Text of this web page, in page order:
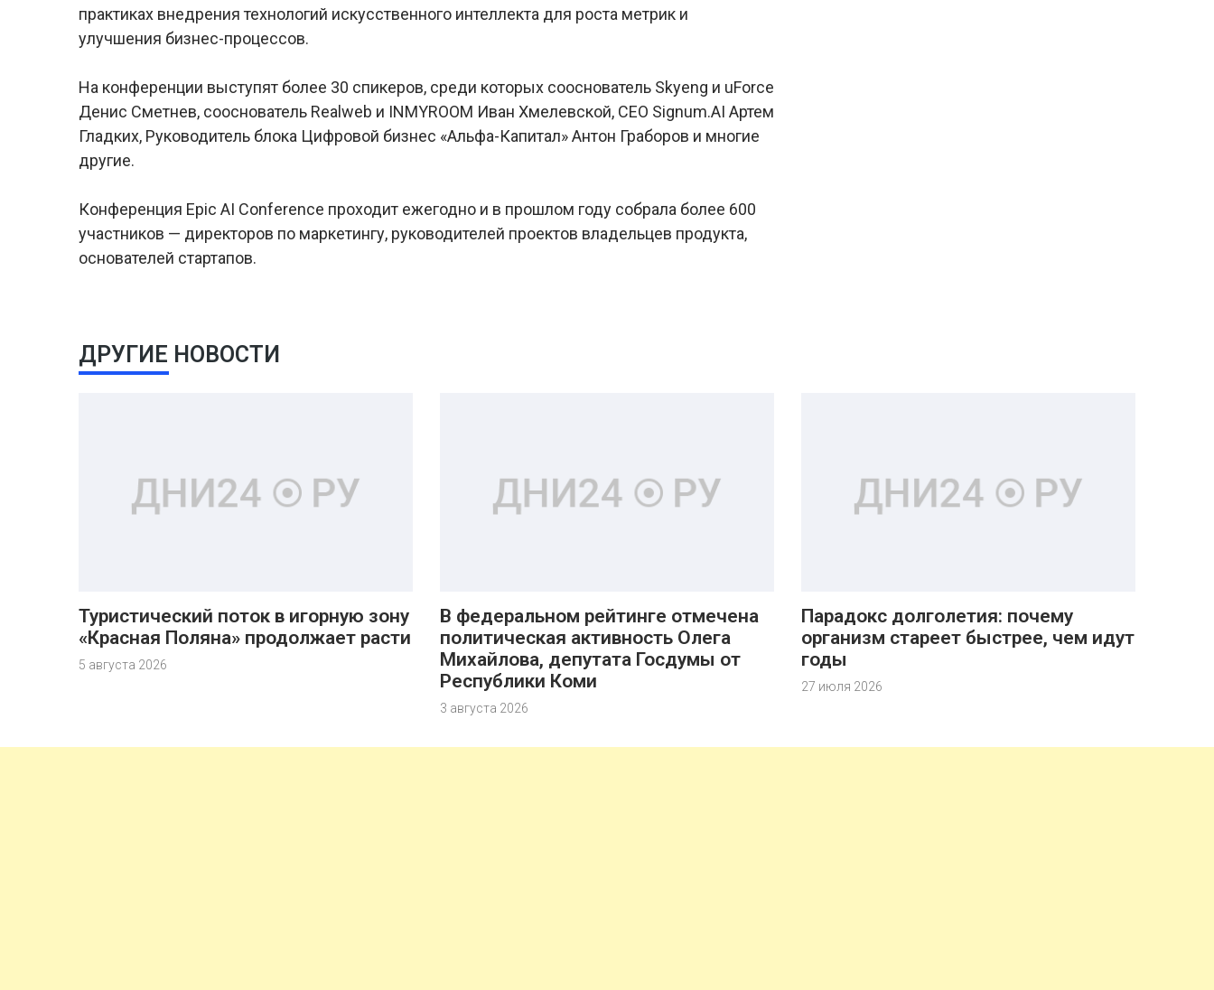
практиках внедрения технологий искусственного интеллекта для роста метрик и
улучшения бизнес-процессов.
На конференции выступят более 30 спикеров, среди которых сооснователь Skyeng и uForce
Денис Сметнев, сооснователь Realweb и INMYROOM Иван Хмелевской, CEO Signum.AI Артем
Гладких, Руководитель блока Цифровой бизнес «Альфа-Капитал» Антон Граборов и многие
другие.
Конференция Epic AI Conference проходит ежегодно и в прошлом году собрала более 600
участников — директоров по маркетингу, руководителей проектов владельцев продукта,
основателей стартапов.
ДРУГИЕ НОВОСТИ
Туристический поток в игорную зону
«Красная Поляна» продолжает расти
5 августа 2026
В федеральном рейтинге отмечена
политическая активность Олега
Михайлова, депутата Госдумы от
Республики Коми
3 августа 2026
Парадокс долголетия: почему
организм стареет быстрее, чем идут
годы
27 июля 2026